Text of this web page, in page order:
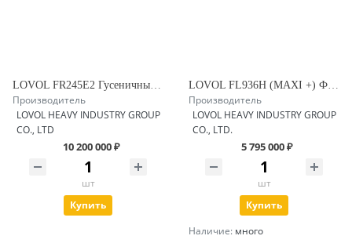
Производитель
LOVOL HEAVY INDUSTRY GROUP
CO., LTD
10 200 000 ₽
шт
Купить
Производитель
LOVOL HEAVY INDUSTRY GROUP
CO., LTD.
5 795 000 ₽
шт
Купить
Наличие: много